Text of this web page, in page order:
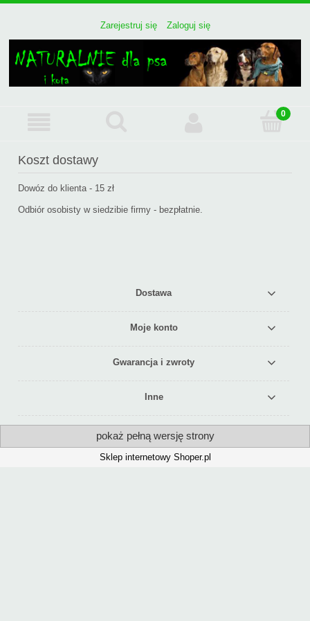
Zarejestruj się Zaloguj się
Koszt dostawy
Dowóz do klienta - 15 zł
Odbiór osobisty w siedzibie firmy - bezpłatnie.
Dostawa
Moje konto
Gwarancja i zwroty
Inne
pokaż pełną wersję strony
Sklep internetowy Shoper.pl